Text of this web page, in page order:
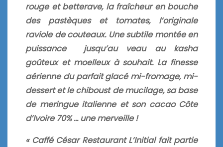
rouge et betterave, la fraîcheur en bouche
des pastèques et tomates, l’originale
raviole de couteaux. Une subtile montée en
puissance jusqu’au veau au kasha
goûteux et moelleux à souhait. La finesse
aérienne du parfait glacé mi-fromage, mi-
dessert et le chiboust de mucilage, sa base
de meringue italienne et son cacao Côte
d’Ivoire 70% … une merveille !
« Caffé César Restaurant L’Initial fait partie